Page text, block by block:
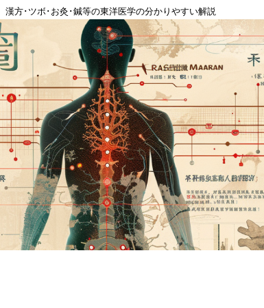
漢方･ツボ･お灸･鍼等の東洋医学の分かりやすい解説